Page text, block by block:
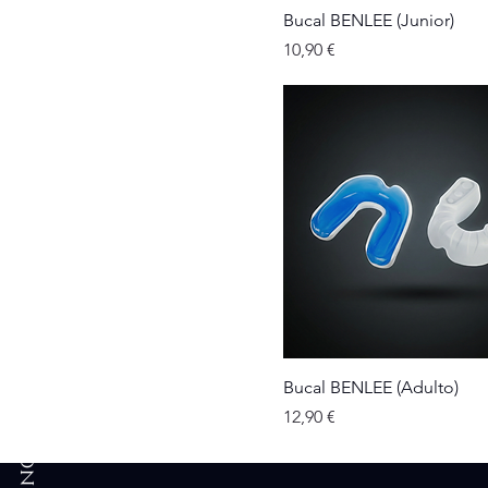
Bucal BENLEE (Junior)
Precio
10,90 €
Bucal BENLEE (Adulto)
Precio
12,90 €